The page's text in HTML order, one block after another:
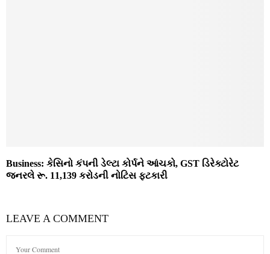
Business: કેસિનો કંપની ડેલ્ટા કોર્પને આંચકો, GST ડિરેક્ટોરેટ
જનરલે રૂ. 11,139 કરોડની નોટિસ ફટકારી
LEAVE A COMMENT